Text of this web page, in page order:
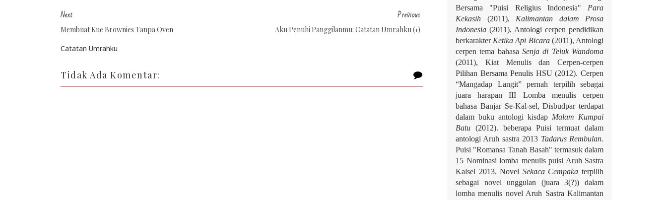
Next
Membuat Kue Brownies Tanpa Oven
Previous
Aku Penuhi Panggilanmu: Catatan Umrahku (1)
Catatan Umrahku
Tidak Ada Komentar:
Bersama "Puisi Religius Indonesia" Para
Kekasih (2011), Kalimantan dalam Prosa
Indonesia (2011), Antologi cerpen pendidikan
berkarakter Ketika Api Bicara (2011), Antologi
cerpen tema bahasa Senja di Teluk Wandoma
(2011), Kiat Menulis dan Cerpen-cerpen
Pilihan Bersama Penulis HSU (2012). Cerpen
“Mangadap Langit” pernah terpilih sebagai
juara harapan III Lomba menulis cerpen
bahasa Banjar Se-Kal-sel, Disbudpar terdapat
dalam buku antologi kisdap Malam Kumpai
Batu (2012). beberapa Puisi termuat dalam
antologi Aruh sastra 2013 Tadarus Rembulan.
Puisi "Romansa Tanah Basah" termasuk dalam
15 Nominasi lomba menulis puisi Aruh Sastra
Kalsel 2013. Novel Sekaca Cempakaterpilih
sebagai novel unggulan (juara 3(?)) dalam
lomba menulis novel Aruh Sastra Kalimantan